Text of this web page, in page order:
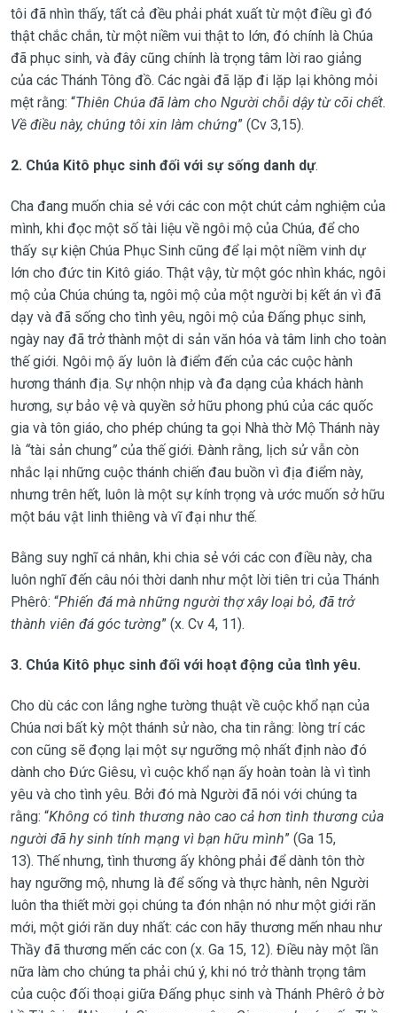
tôi đã nhìn thấy, tất cả đều phải phát xuất từ một điều gì đó
thật chắc chắn, từ một niềm vui thật to lớn, đó chính là Chúa
đã phục sinh, và đây cũng chính là trọng tâm lời rao giảng
của các Thánh Tông đồ. Các ngài đã lặp đi lặp lại không mỏi
mệt rằng: “Thiên Chúa đã làm cho Người chỗi dậy từ cõi chết.
Về điều này, chúng tôi xin làm chứng” (Cv 3,15).
2. Chúa Kitô phục sinh đối với sự sống danh dự.
Cha đang muốn chia sẻ với các con một chút cảm nghiệm của
mình, khi đọc một số tài liệu về ngôi mộ của Chúa, để cho
thấy sự kiện Chúa Phục Sinh cũng để lại một niềm vinh dự
lớn cho đức tin Kitô giáo. Thật vậy, từ một góc nhìn khác, ngôi
mộ của Chúa chúng ta, ngôi mộ của một người bị kết án vì đã
dạy và đã sống cho tình yêu, ngôi mộ của Đấng phục sinh,
ngày nay đã trở thành một di sản văn hóa và tâm linh cho toàn
thế giới. Ngôi mộ ấy luôn là điểm đến của các cuộc hành
hương thánh địa. Sự nhộn nhịp và đa dạng của khách hành
hương, sự bảo vệ và quyền sở hữu phong phú của các quốc
gia và tôn giáo, cho phép chúng ta gọi Nhà thờ Mộ Thánh này
là “tài sản chung”của thế giới. Đành rằng, lịch sử vẫn còn
nhắc lại những cuộc thánh chiến đau buồn vì địa điểm này,
nhưng trên hết, luôn là một sự kính trọng và ước muốn sở hữu
một báu vật linh thiêng và vĩ đại như thế.
Bằng suy nghĩ cá nhân, khi chia sẻ với các con điều này, cha
luôn nghĩ đến câu nói thời danh như một lời tiên tri của Thánh
Phêrô: “Phiến đá mà những người thợ xây loại bỏ, đã trở
thành viên đá góc tường” (x. Cv 4, 11).
3. Chúa Kitô phục sinh đối với hoạt động của tình yêu.
Cho dù các con lắng nghe tường thuật về cuộc khổ nạn của
Chúa nơi bất kỳ một thánh sử nào, cha tin rằng: lòng trí các
con cũng sẽ đọng lại một sự ngưỡng mộ nhất định nào đó
dành cho Đức Giêsu, vì cuộc khổ nạn ấy hoàn toàn là vì tình
yêu và cho tình yêu. Bởi đó mà Người đã nói với chúng ta
rằng: “Không có tình thương nào cao cả hơn tình thương của
người đã hy sinh tính mạng vì bạn hữu mình” (Ga 15,
13). Thế nhưng, tình thương ấy không phải để dành tôn thờ
hay ngưỡng mộ, nhưng là để sống và thực hành, nên Người
luôn tha thiết mời gọi chúng ta đón nhận nó như một giới răn
mới, một giới răn duy nhất: các con hãy thương mến nhau như
Thầy đã thương mến các con (x. Ga 15, 12). Điều này một lần
nữa làm cho chúng ta phải chú ý, khi nó trở thành trọng tâm
của cuộc đối thoại giữa Đấng phục sinh và Thánh Phêrô ở bờ